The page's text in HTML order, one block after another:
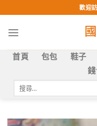
to
content
歡迎
首頁 包包 鞋子
字: